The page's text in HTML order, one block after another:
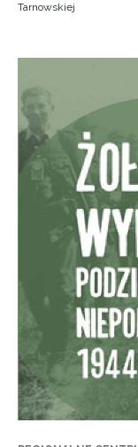
Tarnowskiej